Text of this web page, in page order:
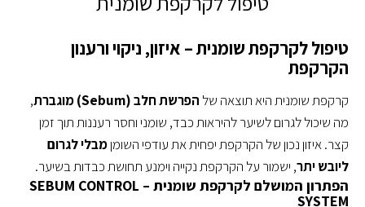
טיפול לקרקפת שומנית – איזון, ניקוי ורענון
הקרקפת
קרקפת שומנית היא תוצאה של הפרשת חלב (Sebum) מוגברת
,
מה שיכול לגרום לשיער להיראות כבד, שומני וחסר רעננות תוך זמן
קצר. איזון נכון של הקרקפת יפחית את עודפי השומןמבלי לגרום
ליובש יתר, ישמור על הקרקפת נקייה וימנע תחושת כבדות בשיער.
הפתרון המושלם לקרקפת שומנית – SEBUM CONTROL
SYSTEM